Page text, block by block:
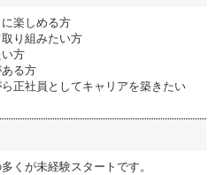
楽しめる方
り組みたい方
方
る方
正社員としてキャリアを築きたい
くが未経験スタートです。